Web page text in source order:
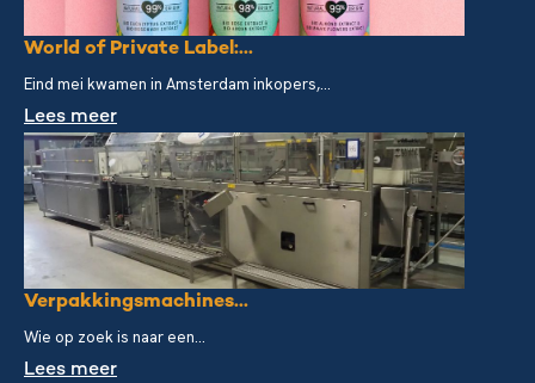
World of Private Label:...
Eind mei kwamen in Amsterdam inkopers,...
Lees meer
Verpakkingsmachines...
Wie op zoek is naar een...
Lees meer